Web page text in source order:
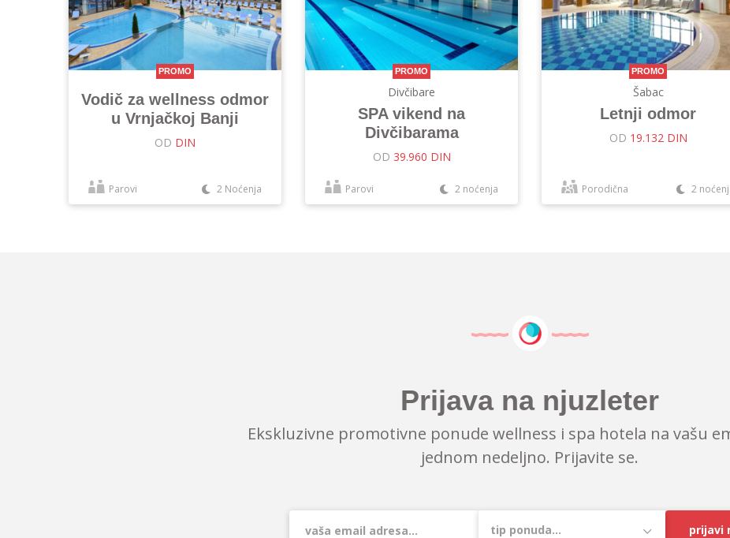
PROMO
Vodič za wellness odmor
u Vrnjačkoj Banji
OD DIN
Parovi 2 Noćenja
PROMO
Divčibare
SPA vikend na
Divčibarama
OD 39.960 DIN
Parovi 2 noćenja
PROMO
Šabac
Letnji odmor
OD 19.132 DIN
Porodična 2
Prijava na njuzleter
Ekskluzivne promotivne ponude wellness i spa hotela na vašu
jednom nedeljno. Prijavite se.
prijavi